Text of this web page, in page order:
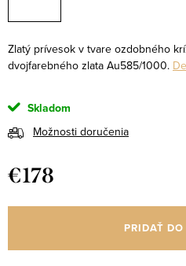
Zlatý prívesok v tvare ozdobného
dvojfarebného zlata Au585/1000.
Skladom
Možnosti doručenia
€178
cena:
PRIDAŤ